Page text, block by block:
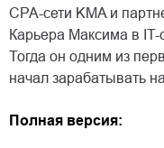
CPA-сети KMA и
Карьера Максима в
Тогда он одним из
начал зарабатывать
Полная версия: